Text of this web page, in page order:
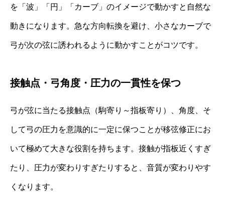
を「波」「円」「カーブ」のイメージで動かすと自然な
動きになります。急な方向転換を避け、小さなカーブで
弓が次の弦に誘われるように動かすことがコツです。
接触点・弓角度・圧力の一貫性を保つ
弓が弦に当たる接触点（駒寄り～指板寄り）、角度、そ
して弓の圧力を意識的に一定に保つことが移弦修正にお
いて極めて大きな役割を持ちます。接触が指板近くすぎ
たり、圧力が変わりすぎたりすると、音質が変わりやす
くなります。